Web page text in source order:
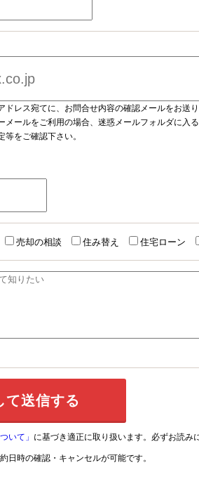
レス宛てに、お問合せ内容の確認メールをお送り
ールをご利用の場合、迷惑メールフォルダに入る
をご確認下さい。
売却の相談 住み替え 住宅ローン
いて」 に基づき適正に取り扱います。必ずお読み
時の確認・キャンセルが可能です。